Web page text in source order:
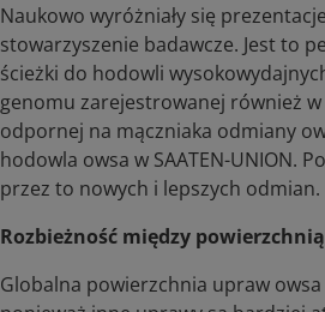
Naukowo wyróżniały się
stowarzyszenie badawcze. Jest to
ścieżki do hodowli
genomu zarejestrowanej również
odpornej na mączniaka odmiany
hodowla owsa w SAATEN-UNION.
przez to nowych i lepszych odmian.
Rozbieżność między
Globalna powierzchnia upraw